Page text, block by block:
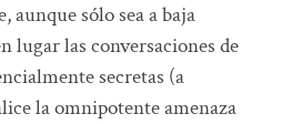
aunque sólo sea a baja
lugar las conversaciones de
secretas (a
la omnipotente amenaza